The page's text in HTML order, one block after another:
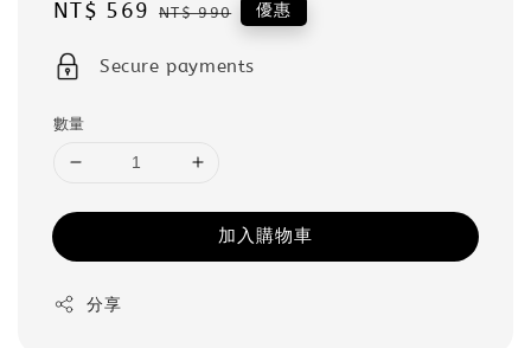
Sale
NT$ 569 Regular
NT$ 990 優惠
Secure payments
數量
加入購物車
分享